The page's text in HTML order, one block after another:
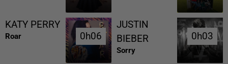
KATY PERRY
Roar 0h06
0h06
JUSTIN
BIEBER
Sorry
0h03
0h03